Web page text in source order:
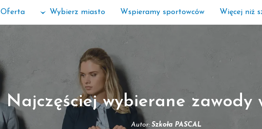
Oferta Wybierz miasto Wspieramy sportowców Więcej niż
Najczęściej wybierane zawody
Autor: Szkoła PASCAL